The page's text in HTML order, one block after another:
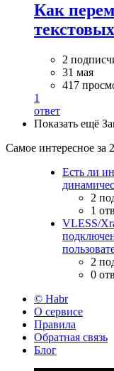
Как
2
31 мая
417
1
ответ
Показать ещё
Самое интересное за
Есть ли
2
1
VLESS/
2
0
© Habr
О сервисе
Правила
Обратная связь
Блог